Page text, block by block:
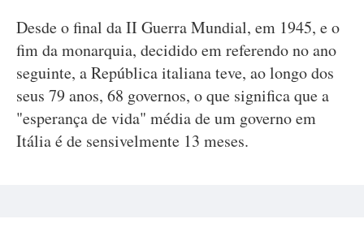
Desde o final da II Guerra Mundial, em 1945, e o
fim da monarquia, decidido em referendo no ano
seguinte, a República italiana teve, ao longo dos
seus 79 anos, 68 governos, o que significa que a
"esperança de vida" média de um governo em
Itália é de sensivelmente 13 meses.